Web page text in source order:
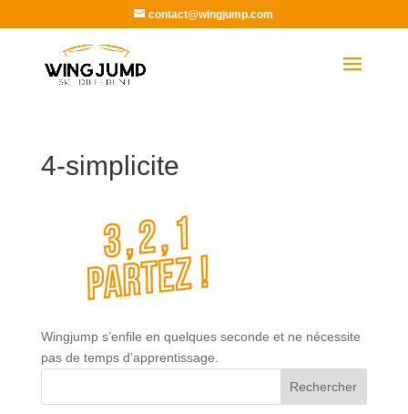
contact@wingjump.com
4-simplicite
Wingjump s’enfile en quelques seconde et ne nécessite
pas de temps d’apprentissage.